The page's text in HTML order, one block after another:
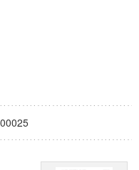
ラム「超成熟社会発展のサ